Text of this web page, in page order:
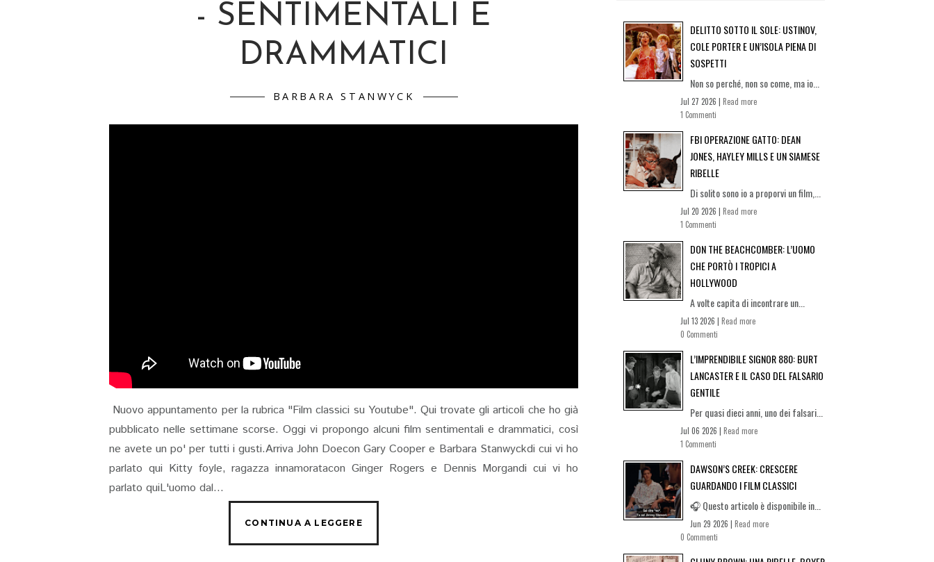
- SENTIMENTALI E
DRAMMATICI
BARBARA STANWYCK
Nuovo appuntamento per la rubrica "Film classici su Youtube". Qui trovate gli articoli che ho già
pubblicato nelle settimane scorse. Oggi vi propongo alcuni film sentimentali e drammatici, così
ne avete un po' per tutti i gusti.Arriva John Doecon Gary Cooper e Barbara Stanwyckdi cui vi ho
parlato qui Kitty foyle, ragazza innamoratacon Ginger Rogers e Dennis Morgandi cui vi ho
parlato quiL'uomo dal...
DELITTO SOTTO IL SOLE: USTINOV,
COLE PORTER E UN’ISOLA PIENA DI
SOSPETTI
Non so perché, non so come, ma io...
Jul 27 2026 | Read more
1 Commenti
FBI OPERAZIONE GATTO: DEAN
JONES, HAYLEY MILLS E UN SIAMESE
RIBELLE
Di solito sono io a proporvi un film,...
Jul 20 2026 | Read more
1 Commenti
DON THE BEACHCOMBER: L’UOMO
CHE PORTÒ I TROPICI A
HOLLYWOOD
A volte capita di incontrare un...
Jul 13 2026 | Read more
0 Commenti
L’IMPRENDIBILE SIGNOR 880: BURT
LANCASTER E IL CASO DEL FALSARIO
GENTILE
Per quasi dieci anni, uno dei falsari...
Jul 06 2026 | Read more
1 Commenti
DAWSON’S CREEK: CRESCERE
GUARDANDO I FILM CLASSICI
🎧 Questo articolo è disponibile in...
Jun 29 2026 | Read more
0 Commenti